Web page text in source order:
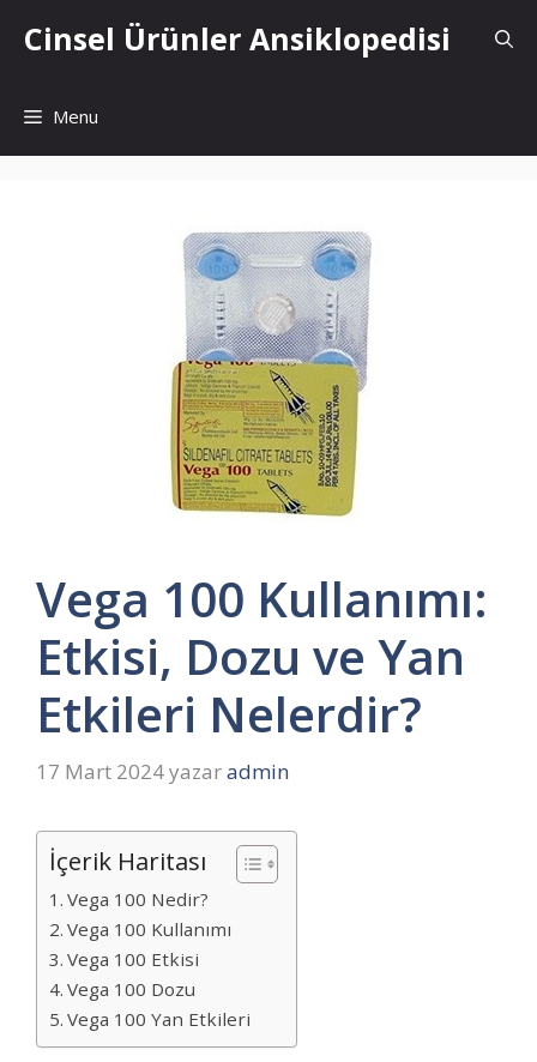
atlaCinsel Ürünler Ansiklopedisi
Menu
Vega 100 Kullanımı:
Etkisi, Dozu ve Yan
Etkileri Nelerdir?
17 Mart 2024yazaradmin
İçerik Haritası
Vega 100 Nedir?
Vega 100 Kullanımı
Vega 100 Etkisi
Vega 100 Dozu
Vega 100 Yan Etkileri